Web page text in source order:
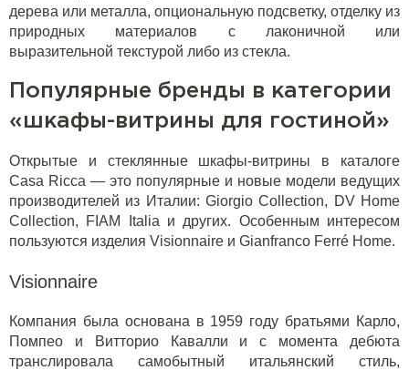
дерева или металла, опциональную подсветку, отделку из
природных материалов с лаконичной или
выразительной текстурой либо из стекла.
Популярные бренды в категории
«шкафы-витрины для гостиной»
Открытые и стеклянные шкафы-витрины в каталоге
Casa Ricca — это популярные и новые модели ведущих
производителей из Италии: Giorgio Collection, DV Home
Collection, FIAM Italia и других. Особенным интересом
пользуются изделия Visionnaire и Gianfranco Ferré Home.
Visionnaire
Компания была основана в 1959 году братьями Карло,
Помпео и Витторио Кавалли и с момента дебюта
транслировала самобытный итальянский стиль,